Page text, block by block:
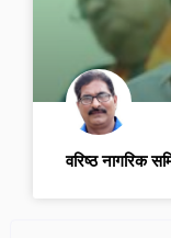
वरिष्ठ नागरिक